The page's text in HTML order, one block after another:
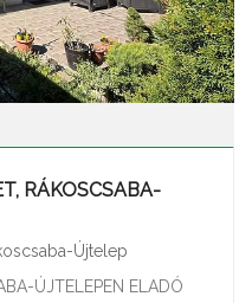
RÁKOSCSABA-
Újtelep
ÚJTELEPEN ELADÓ